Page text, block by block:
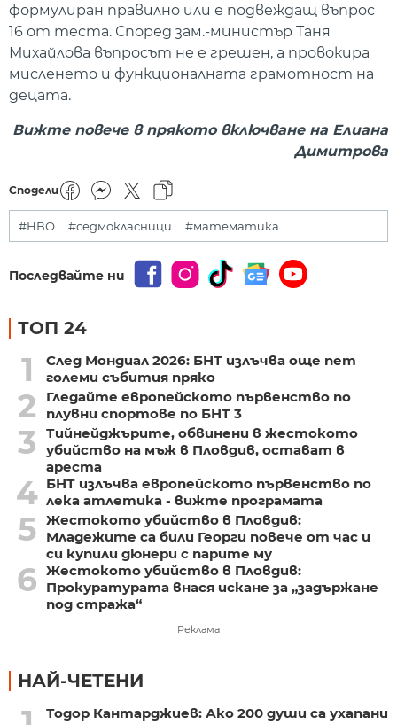
формулиран правилно или е подвеждащ въпрос
16 от теста. Според зам.-министър Таня
Михайлова въпросът не е грешен, а провокира
мисленето и функционалната грамотност на
децата.
Вижте повече в прякото включване на Елиана
Димитрова
Сподели
#НВО #седмокласници #математика
Последвайте ни
ТОП 24
1
След Мондиал 2026: БНТ излъчва още пет
големи събития пряко
2
Гледайте европейското първенство по
плувни спортове по БНТ 3
3
Тийнейджърите, обвинени в жестокото
убийство на мъж в Пловдив, остават в
ареста
4 БНТ излъчва европейското първенство по
лека атлетика - вижте програмата
5 Жестокото убийство в Пловдив:
Младежите са били Георги повече от час и
си купили дюнери с парите му
6 Жестокото убийство в Пловдив:
Прокуратурата внася искане за „задържане
под стража“
Реклама
НАЙ-ЧЕТЕНИ
Тодор Кантарджиев: Ако 200 души са ухапани